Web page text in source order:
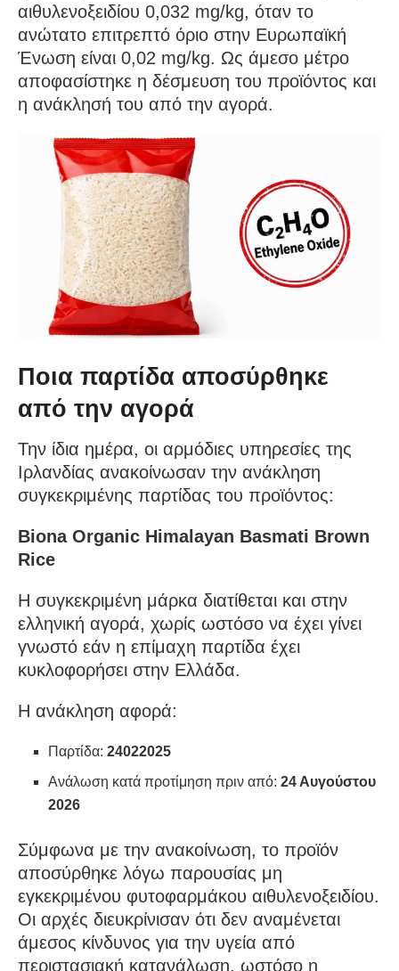
αιθυλενοξειδίου 0,032 mg/kg, όταν το
ανώτατο επιτρεπτό όριο στην Ευρωπαϊκή
Ένωση είναι 0,02 mg/kg. Ως άμεσο μέτρο
αποφασίστηκε η δέσμευση του προϊόντος και
η ανάκλησή του από την αγορά.
Ποια παρτίδα αποσύρθηκε
από την αγορά
Την ίδια ημέρα, οι αρμόδιες υπηρεσίες της
Ιρλανδίας ανακοίνωσαν την ανάκληση
συγκεκριμένης παρτίδας του προϊόντος:
Biona Organic Himalayan Basmati Brown
Rice
Η συγκεκριμένη μάρκα διατίθεται και στην
ελληνική αγορά, χωρίς ωστόσο να έχει γίνει
γνωστό εάν η επίμαχη παρτίδα έχει
κυκλοφορήσει στην Ελλάδα.
Η ανάκληση αφορά:
Παρτίδα:24022025
Ανάλωση κατά προτίμηση πριν από:24 Αυγούστου
2026
Σύμφωνα με την ανακοίνωση, το προϊόν
αποσύρθηκε λόγω παρουσίας μη
εγκεκριμένου φυτοφαρμάκου αιθυλενοξειδίου.
Οι αρχές διευκρίνισαν ότι δεν αναμένεται
άμεσος κίνδυνος για την υγεία από
περιστασιακή κατανάλωση, ωστόσο η